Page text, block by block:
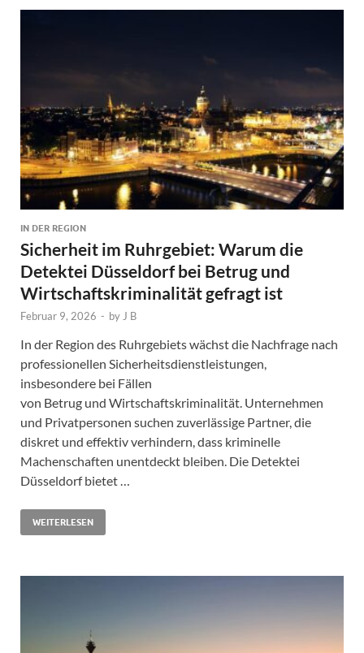
IN DER REGION
Sicherheit im Ruhrgebiet: Warum die
Detektei Düsseldorf bei Betrug und
Wirtschaftskriminalität gefragt ist
Februar 9, 2026 - byJ B
In der Region des Ruhrgebiets wächst die Nachfrage nach
professionellen Sicherheitsdienstleistungen,
insbesondere bei Fällen
von Betrug und Wirtschaftskriminalität. Unternehmen
und Privatpersonen suchen zuverlässige Partner, die
diskret und effektiv verhindern, dass kriminelle
Machenschaften unentdeckt bleiben. Die Detektei
Düsseldorf bietet …
WEITERLESEN